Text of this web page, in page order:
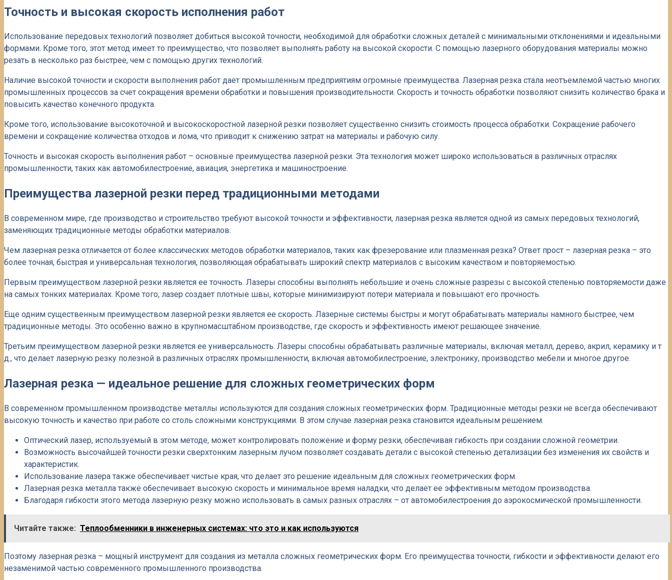
Точность и высокая скорость исполнения работ
Использование передовых технологий позволяет добиться высокой точности, необходимой для обработки сложных деталей с минимальными отклонениями и идеальными
формами. Кроме того, этот метод имеет то преимущество, что позволяет выполнять работу на высокой скорости. С помощью лазерного оборудования материалы можно
резать в несколько раз быстрее, чем с помощью других технологий.
Наличие высокой точности и скорости выполнения работ дает промышленным предприятиям огромные преимущества. Лазерная резка стала неотъемлемой частью многих
промышленных процессов за счет сокращения времени обработки и повышения производительности. Скорость и точность обработки позволяют снизить количество брака и
повысить качество конечного продукта.
Кроме того, использование высокоточной и высокоскоростной лазерной резки позволяет существенно снизить стоимость процесса обработки. Сокращение рабочего
времени и сокращение количества отходов и лома, что приводит к снижению затрат на материалы и рабочую силу.
Точность и высокая скорость выполнения работ – основные преимущества лазерной резки. Эта технология может широко использоваться в различных отраслях
промышленности, таких как автомобилестроение, авиация, энергетика и машиностроение.
Преимущества лазерной резки перед традиционными методами
В современном мире, где производство и строительство требуют высокой точности и эффективности, лазерная резка является одной из самых передовых технологий,
заменяющих традиционные методы обработки материалов.
Чем лазерная резка отличается от более классических методов обработки материалов, таких как фрезерование или плазменная резка? Ответ прост – лазерная резка – это
более точная, быстрая и универсальная технология, позволяющая обрабатывать широкий спектр материалов с высоким качеством и повторяемостью.
Первым преимуществом лазерной резки является ее точность. Лазеры способны выполнять небольшие и очень сложные разрезы с высокой степенью повторяемости даже
на самых тонких материалах. Кроме того, лазер создает плотные швы, которые минимизируют потери материала и повышают его прочность.
Еще одним существенным преимуществом лазерной резки является ее скорость. Лазерные системы быстры и могут обрабатывать материалы намного быстрее, чем
традиционные методы. Это особенно важно в крупномасштабном производстве, где скорость и эффективность имеют решающее значение.
Третьим преимуществом лазерной резки является ее универсальность. Лазеры способны обрабатывать различные материалы, включая металл, дерево, акрил, керамику и т
д., что делает лазерную резку полезной в различных отраслях промышленности, включая автомобилестроение, электронику, производство мебели и многое другое.
Лазерная резка — идеальное решение для сложных геометрических форм
В современном промышленном производстве металлы используются для создания сложных геометрических форм. Традиционные методы резки не всегда обеспечивают
высокую точность и качество при работе со столь сложными конструкциями. В этом случае лазерная резка становится идеальным решением.
Оптический лазер, используемый в этом методе, может контролировать положение и форму резки, обеспечивая гибкость при создании сложной геометрии.
Возможность высочайшей точности резки сверхтонким лазерным лучом позволяет создавать детали с высокой степенью детализации без изменения их свойств и
характеристик.
Использование лазера также обеспечивает чистые края, что делает это решение идеальным для сложных геометрических форм.
Лазерная резка металла также обеспечивает высокую скорость и минимальное время наладки, что делает ее эффективным методом производства.
Благодаря гибкости этого метода лазерную резку можно использовать в самых разных отраслях – от автомобилестроения до аэрокосмической промышленности.
Читайте также: Теплообменники в инженерных системах: что это и как используются
Поэтому лазерная резка – мощный инструмент для создания из металла сложных геометрических форм. Его преимущества точности, гибкости и эффективности делают его
незаменимой частью современного промышленного производства.